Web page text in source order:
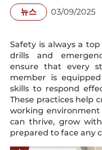
뉴스 03/09/2025
Safety is always a
drills and
ensure that every
member is
skills to respond
These practices help
working
can thrive, grow
prepared to face any